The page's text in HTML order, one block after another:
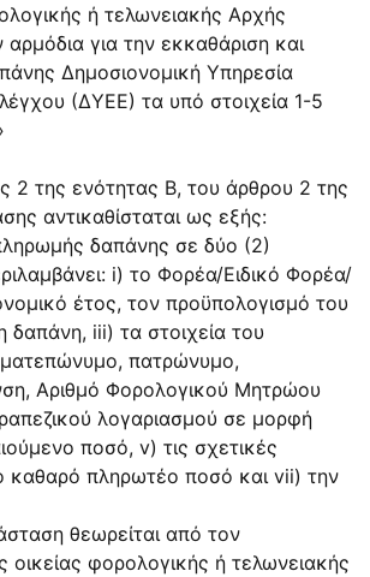
ή τελωνειακής Αρχής
αρμόδια για την εκκαθάριση και
Δημοσιονομική Υπηρεσία
(ΔΥΕΕ) τα υπό στοιχεία 1-5
2 της ενότητας Β, του άρθρου 2 της
αντικαθίσταται ως εξής:
δαπάνης σε δύο (2)
i) το Φορέα/Ειδικό Φορέα/
έτος, τον προϋπολογισμό του
δαπάνη, iii) τα στοιχεία του
πατρώνυμο,
Αριθμό Φορολογικού Μητρώου
λογαριασμού σε μορφή
ποσό, v) τις σχετικές
καθαρό πληρωτέο ποσό και vii) την
θεωρείται από τον
οικείας φορολογικής ή τελωνειακής